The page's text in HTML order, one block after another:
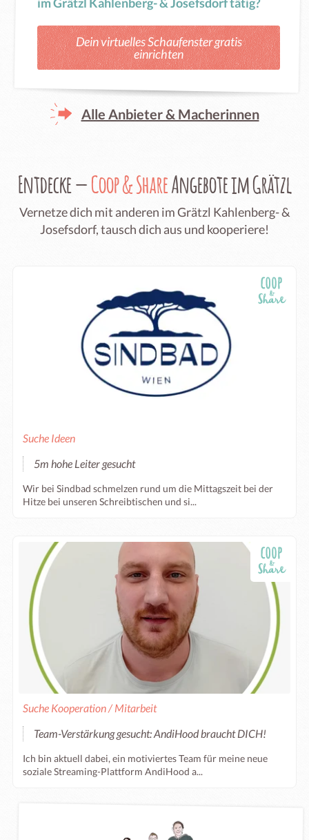
Dein virtuelles Schaufenster gratis
einrichten
Alle Anbieter & Macherinnen
Entdecke —Coop & ShareAngebote im Grätzl
Vernetze dich mit anderen im Grätzl Kahlenberg- &
Josefsdorf, tausch dich aus und kooperiere!
Suche Ideen
5m hohe Leiter gesucht
Wir bei Sindbad schmelzen rund um die Mittagszeit bei der
Hitze bei unseren Schreibtischen und si...
Suche Kooperation / Mitarbeit
Team-Verstärkung gesucht: AndiHood braucht DICH!
Ich bin aktuell dabei, ein motiviertes Team für meine neue
soziale Streaming-Plattform AndiHood a...